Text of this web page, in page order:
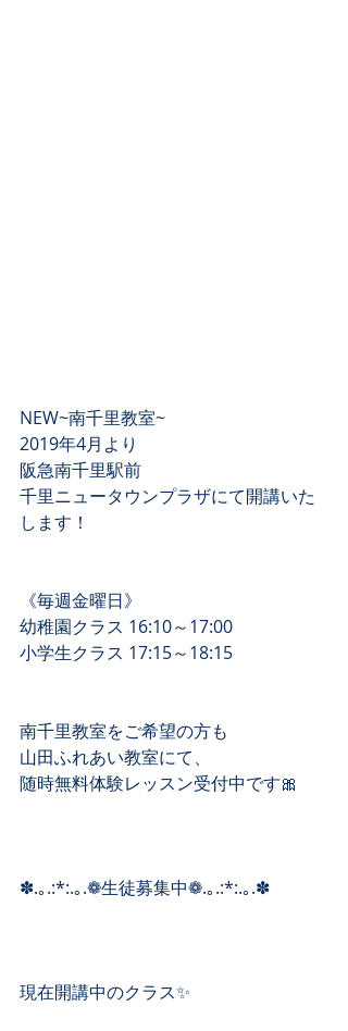
NEW~南千里教室~
2019年4月より
阪急南千里駅前
千里ニュータウンプラザにて開講いた
します！
《毎週金曜日》
幼稚園クラス 16:10～17:00
小学生クラス 17:15～18:15
南千里教室をご希望の方も
山田ふれあい教室にて、
随時無料体験レッスン受付中です🎀
✽.｡.:*:.｡.❁生徒募集中❁.｡.:*:.｡.✽
現在開講中のクラス✨